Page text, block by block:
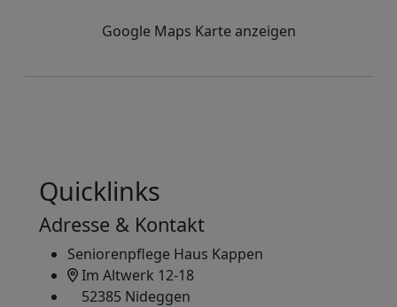
Google Maps Karte anzeigen
Quicklinks
Adresse & Kontakt
Seniorenpflege Haus Kappen
Im Altwerk 12-18
52385 Nideggen